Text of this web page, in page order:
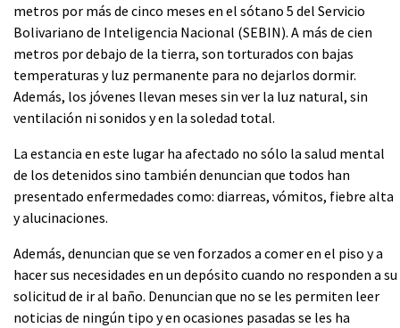
metros por más de cinco meses en el sótano 5 del Servicio
Bolivariano de Inteligencia Nacional (SEBIN). A más de cien
metros por debajo de la tierra, son torturados con bajas
temperaturas y luz permanente para no dejarlos dormir.
Además, los jóvenes llevan meses sin ver la luz natural, sin
ventilación ni sonidos y en la soledad total.
La estancia en este lugar ha afectado no sólo la salud mental
de los detenidos sino también denuncian que todos han
presentado enfermedades como: diarreas, vómitos, fiebre alta
y alucinaciones.
Además, denuncian que se ven forzados a comer en el piso y a
hacer sus necesidades en un depósito cuando no responden a su
solicitud de ir al baño. Denuncian que no se les permiten leer
noticias de ningún tipo y en ocasiones pasadas se les ha